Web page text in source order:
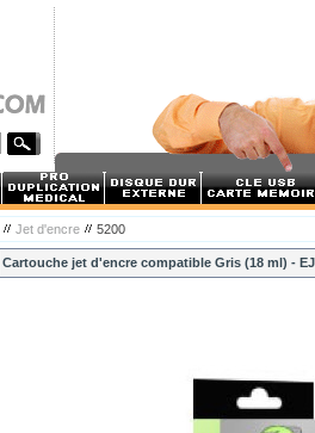
Jet d'encre 5200
Cartouche jet d'encre compatible Gris (18 ml) -